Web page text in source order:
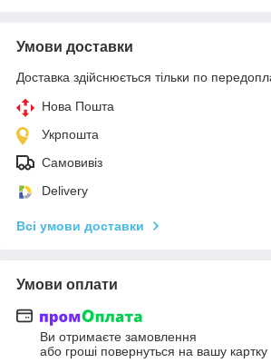
Умови доставки
Доставка здійснюється тільки по
Нова Пошта
Укрпошта
Самовивіз
Delivery
Всі умови доставки
Умови оплати
Ви отримаєте замовлення
або гроші повернуться на вашу картку